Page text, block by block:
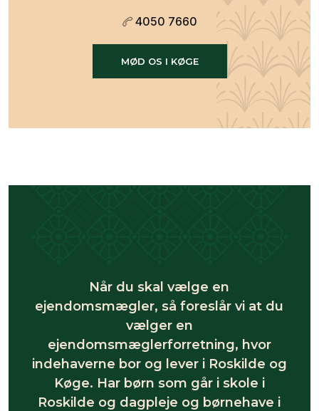
4050 7660
MØD OS I KØGE
Når du skal vælge en
ejendomsmægler, så foreslår vi at du
vælger en
ejendomsmæglerforretning, hvor
indehaverne bor og lever i Roskilde og
Køge. Har børn som går i skole i
Roskilde og dagpleje og børnehave i